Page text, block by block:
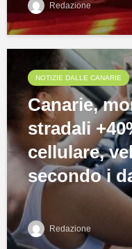
Redazione
NOTIZIE DALLE CANARIE
Canarie,
stradali
cellulare,
secondo i
Redazione